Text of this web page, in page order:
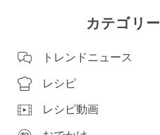
カテゴリー
トレンドニュース
レシピ
レシピ動画